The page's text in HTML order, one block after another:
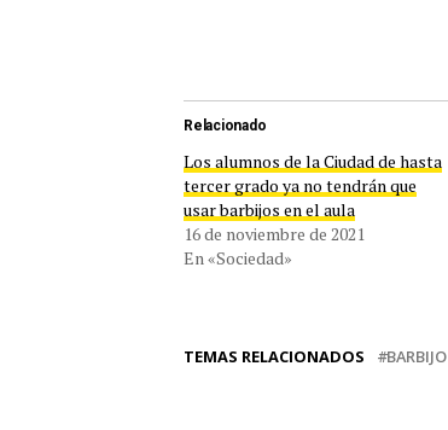
Relacionado
Los alumnos de la Ciudad de hasta
tercer grado ya no tendrán que
usar barbijos en el aula
16 de noviembre de 2021
En «Sociedad»
TEMAS RELACIONADOS BARBIJO